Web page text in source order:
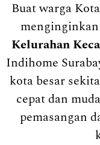
Buat warga
Kelurahan
Indihome
kota besar
cepat dan
pemasangan